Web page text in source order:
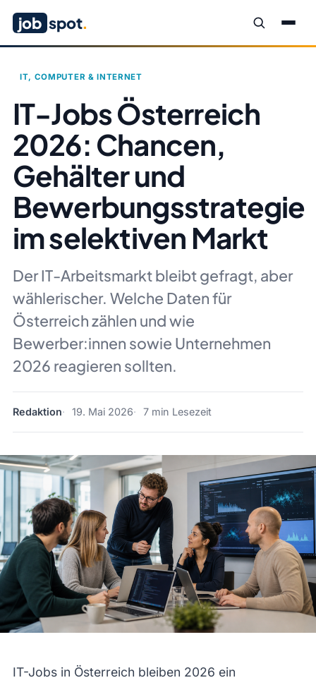
job spot.
IT, COMPUTER & INTERNET
IT-Jobs Österreich
2026: Chancen,
Gehälter und
Bewerbungsstrategie
im selektiven Markt
Der IT-Arbeitsmarkt bleibt gefragt, aber
wählerischer. Welche Daten für
Österreich zählen und wie
Bewerber:innen sowie Unternehmen
2026 reagieren sollten.
Redaktion 19. Mai 2026 7 min Lesezeit
IT-Jobs in Österreich bleiben 2026 ein